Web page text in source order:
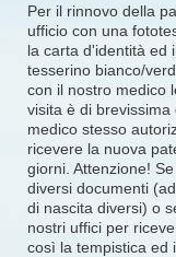
Per il rinnovo della
ufficio con una
la carta d'identità ed
tesserino bianco/
con il nostro medico
visita è di
medico stesso
ricevere la nuova
giorni. Attenzione!
diversi documenti
di nascita diversi) o
nostri uffici per
così la tempistica ed